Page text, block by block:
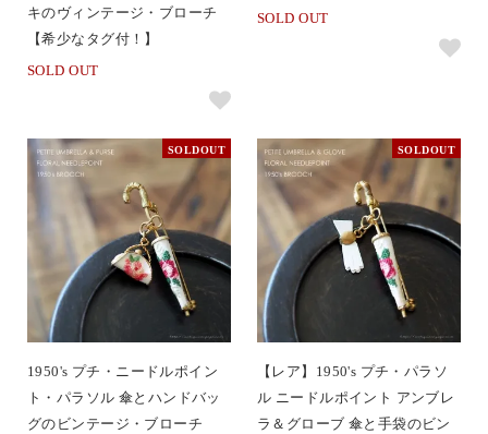
キのヴィンテージ・ブローチ
【希少なタグ付！】
SOLD OUT
SOLD OUT
SOLDOUT
1950's プチ・ニードルポイン
ト・パラソル 傘とハンドバッ
グのビンテージ・ブローチ
SOLDOUT
【レア】1950's プチ・パラソ
ル ニードルポイント アンブレ
ラ＆グローブ 傘と手袋のビン